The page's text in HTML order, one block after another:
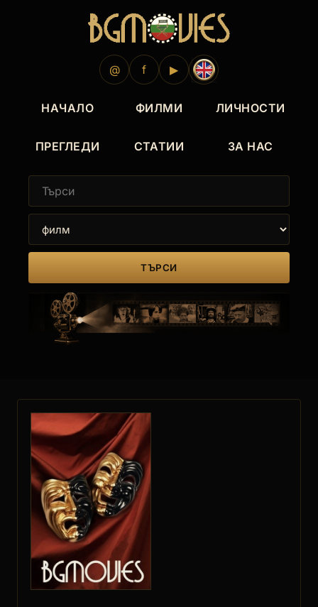
@ f ▶
НАЧАЛО ФИЛМИ ЛИЧНОСТИ
ПРЕГЛЕДИ СТАТИИ ЗА НАС
ТЪРСИ